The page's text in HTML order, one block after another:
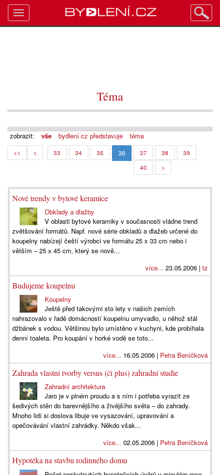
Téma
zobrazit: vše bydlení.cz představuje téma
<< < 33 34 35 36 37 38
39
40
>
Nové trendy v bytové keramice
Obklady a dlažby
V oblasti bytové keramiky v současnosti vládne trend
zvětšování formátů. Např. nové série obkladů a dlažeb určené do
koupelny nabízejí čeští výrobci ve formátu 25 x 33 cm nebo i
větším – 25 x 45 cm, který se nově...
více... 23.05.2006 | tz
Budujeme koupelnu
Koupelny
Ještě před takovými sto lety v našich zemích
nahrazovalo v řadě domácností koupelnu umyvadlo, u něhož stál
džbánek s vodou. Většinou bylo umístěno v kuchyni, kde probíhala
denní toaleta. Pro koupání v horké vodě se toto...
více... 16.05.2006 | Petra Beníčková
Zahrada vlastní tvorby versus (či plus) zahradní studie
Zahradní architektura
Jaro je v plném proudu a s ním i potřeba vyrazit ze
šedivých stěn do barevnějšího a živějšího světa – do zahrady.
Mnoho lidí si doslova libuje ve vysazování, upravování a
opečovávání vlastní zahrádky. Někdo však...
více... 02.05.2006 | Petra Beníčková
Hypotéka na stavbu rodinného domu
Toggle
navigation